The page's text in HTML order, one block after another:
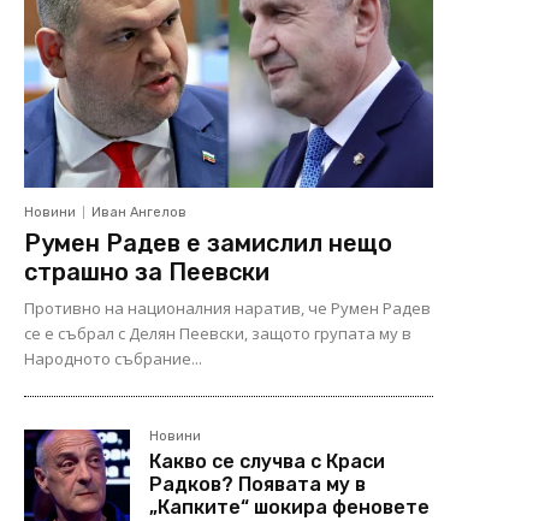
Новини Иван Ангелов
Румен Радев е замислил нещо
страшно за Пеевски
Противно на националния наратив, че Румен Радев
се е събрал с Делян Пеевски, защото групата му в
Народното събрание...
Новини
Какво се случва с Краси
Радков? Появата му в
„Капките“ шокира феновете